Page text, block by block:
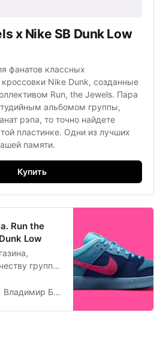
x Nike SB Dunk Low
фанатов классных
Nike Dunk, созданные
Run, the Jewels. Пара
альбомом группы,
рэпа, то точно найдете
пластинке. Одни из лучших
памяти.
Купить
Run the
Low
группы
Владимир Борисенков